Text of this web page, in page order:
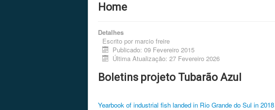
Home
Detalhes
Escrito por marcio freire
Publicado: 09 Fevereiro 2015
Última Atualização: 27 Fevereiro 2026
Boletins projeto Tubarão Azul
Yearbook of industrial fish landed in Rio Grande do Sul in 2018